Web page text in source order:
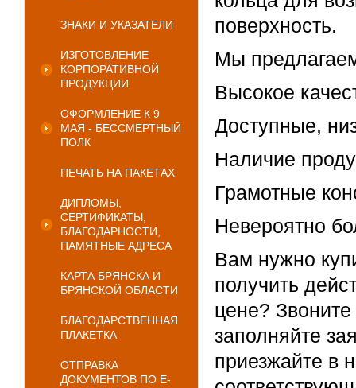
ЗНАКИ И УКАЗАТЕЛИ
ИЗГОТОВЛЕНИЕ
КОРПОРАТИВНОЙ
ПРОДУКЦИИ
ОФОРМЛЕНИЕ К 9
МАЯ - БЕССМЕРТНЫЙ
ПОЛК
ПЕЧАТЬ НА ПАКЕТАХ
ДИПЛОМЫ,
СЕРТИФИКАТЫ,
БЛАГОДАРНОСТИ,
ПАМЯТНЫЕ АДРЕСА
КАРТА БРЯНСКА И
БРЯНСКОЙ ОБЛАСТИ
БЛАГОДАРСТВЕННАЯ
ПЛАКЕТКА
ОТПРАВКА
ДОКУМЕНТОВ ПО E-
поверхность.
Мы
Высокое
Доступные,
Наличие
Грамотные
Невероятно
Вам нужно
получить
цене?
заполняйте
приезжайте в